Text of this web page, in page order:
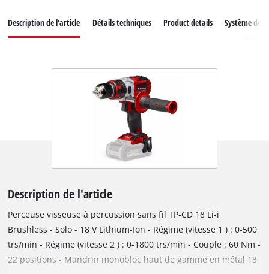
Description de l'article Détails techniques Product details Système de
Description de l'article
Perceuse visseuse à percussion sans fil TP-CD 18 Li-i
Brushless - Solo - 18 V Lithium-Ion - Régime (vitesse 1 ) : 0-500
trs/min - Régime (vitesse 2 ) : 0-1800 trs/min - Couple : 60 Nm -
22 positions - Mandrin monobloc haut de gamme en métal 13